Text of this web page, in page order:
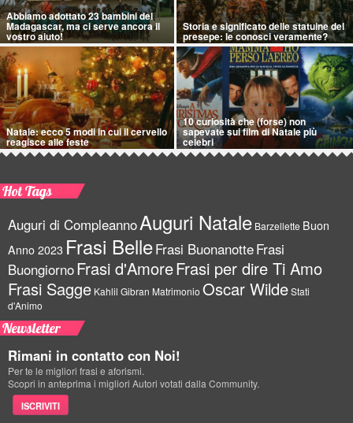
Abbiamo adottato 23 bambini del
Madagascar, ma ci serve ancora il
vostro aiuto!
Storia e significato delle statuine del
presepe: le conosci veramente?
Natale: ecco 5 modi in cui il cervello
reagisce alle feste
10 curiosità che (forse) non
sapevate sui film di Natale più
celebri
Hot Tags
Auguri di CompleannoAuguri Natale Barzellette Buon
Anno 2023 Frasi BelleFrasi BuonanotteFrasi
BuongiornoFrasi d'AmoreFrasi per dire Ti Amo
Frasi Sagge Kahlil Gibran Matrimonio Oscar WildeStati
d'Animo
Newsletter
Rimani in contatto con Noi!
Per te le migliori frasi e aforismi.
Scopri in anteprima i migliori Autori votati dalla Community.
ISCRIVITI